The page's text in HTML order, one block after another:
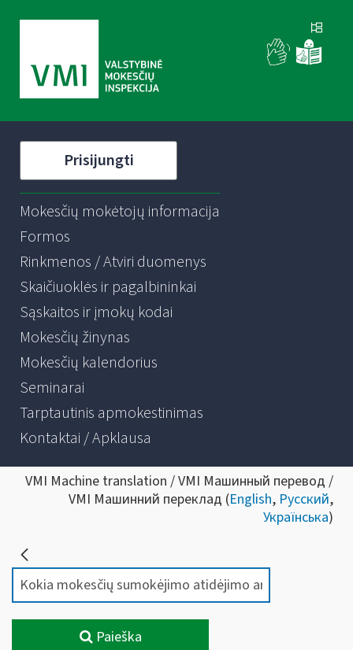
Prisijungti
Mokesčių mokėtojų informacija
Formos
Rinkmenos / Atviri duomenys
Skaičiuoklės ir pagalbininkai
Sąskaitos ir įmokų kodai
Mokesčių žinynas
Mokesčių kalendorius
Seminarai
Tarptautinis apmokestinimas
Kontaktai / Apklausa
VMI Machine translation / VMI Машинный перевод /
VMI Машинний переклад (English, Русский,
Українська)
Paieška